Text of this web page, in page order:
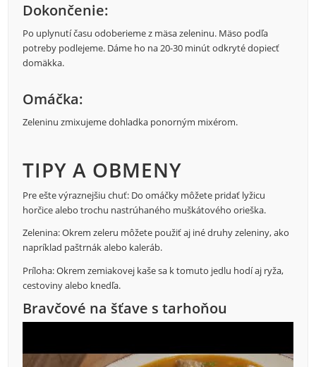
Dokončenie:
Po uplynutí času odoberieme z mäsa zeleninu. Mäso podľa
potreby podlejeme. Dáme ho na 20-30 minút odkryté dopiecť
domäkka.
Omáčka:
Zeleninu zmixujeme dohladka ponorným mixérom.
TIPY A OBMENY
Pre ešte výraznejšiu chuť: Do omáčky môžete pridať lyžicu
horčice alebo trochu nastrúhaného muškátového orieška.
Zelenina: Okrem zeleru môžete použiť aj iné druhy zeleniny, ako
napríklad paštrnák alebo kaleráb.
Príloha: Okrem zemiakovej kaše sa k tomuto jedlu hodí aj ryža,
cestoviny alebo knedľa.
Bravčové na šťave s tarhoňou